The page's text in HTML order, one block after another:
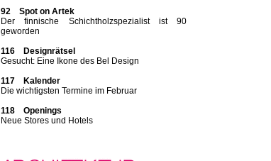
92 Spot on Artek
Der finnische Schichtholzspezialist ist 90
geworden
116 Designrätsel
Gesucht: Eine Ikone des Bel Design
117 Kalender
Die wichtigsten Termine im Februar
118 Openings
Neue Stores und Hotels